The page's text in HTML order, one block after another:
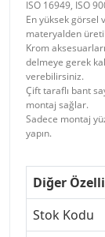
ISO 16949, ISO
En yüksek görsel
materyalden
Krom
delmeye gerek
verebilirsiniz.
Çift taraflı bant
montaj sağlar.
Sadece montaj
yapın.
Diğer
Stok Kodu